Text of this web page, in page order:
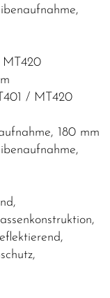
MT420
/ MT420
180 mm